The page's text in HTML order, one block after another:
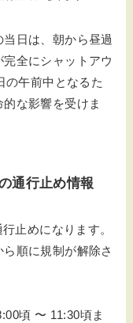
日は、朝から昼過
全にシャットアウ
の午前中となるた
な影響を受けま
通行止め情報
止めになります。
順に規制が解除さ
頃 〜 11:30頃ま